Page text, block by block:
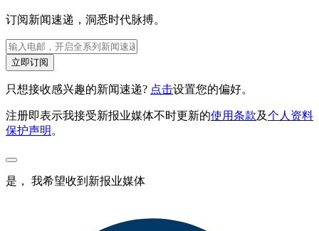
订阅新闻速递，洞悉时代脉搏。
立即订阅
只想接收感兴趣的新闻速递? 点击设置您的偏好。
注册即表示我接受新报业媒体不时更新的使用条款及个人资料
保护声明。
是， 我希望收到新报业媒体